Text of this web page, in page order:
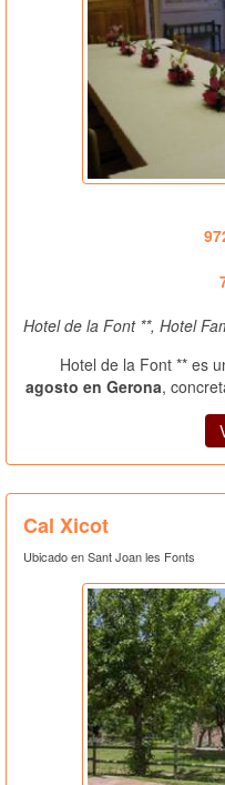
Hotel de la Font **, Hotel
Hotel de la Font ** es
agosto en Gerona,
Cal Xicot
Ubicado en Sant Joan les Fonts